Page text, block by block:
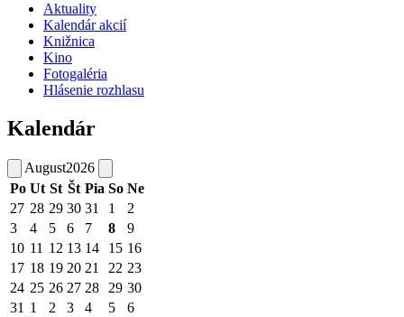
Aktuality
Kalendár akcií
Knižnica
Kino
Fotogaléria
Hlásenie rozhlasu
Kalendár
August2026
Po Ut St Št Pia So Ne
27 28 29 30 31 1
2
3
4 5 6 7 8
9
10 11 12 13 14 15 16
17 18 19 20 21 22 23
24 25 26 27 28 29 30
31 1 2 3 4 5 6